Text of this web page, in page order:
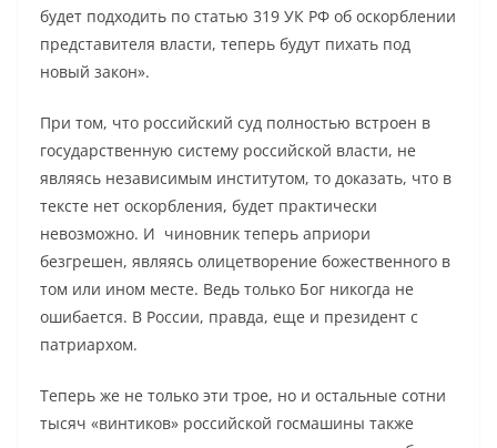
будет подходить по статью 319 УК РФ об оскорблении
представителя власти, теперь будут пихать под
новый закон».
При том, что российский суд полностью встроен в
государственную систему российской власти, не
являясь независимым институтом, то доказать, что в
тексте нет оскорбления, будет практически
невозможно. И чиновник теперь априори
безгрешен, являясь олицетворение божественного в
том или ином месте. Ведь только Бог никогда не
ошибается. В России, правда, еще и президент с
патриархом.
Теперь же не только эти трое, но и остальные сотни
тысяч «винтиков» российской госмашины также